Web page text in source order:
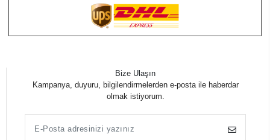
Bize Ulaşın
Kampanya, duyuru, bilgilendirmelerden e-posta ile haberdar
olmak istiyorum.